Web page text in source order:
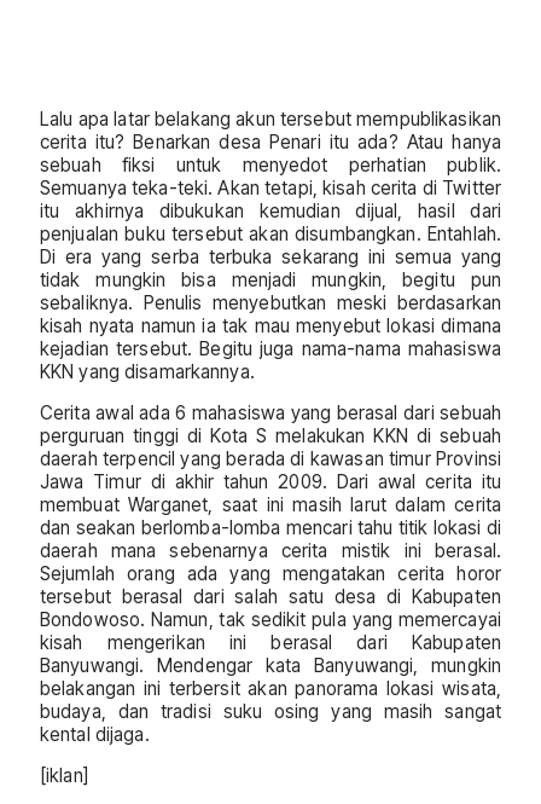
Lalu apa latar belakang akun tersebut mempublikasikan
cerita itu? Benarkan desa Penari itu ada? Atau hanya
sebuah fiksi untuk menyedot perhatian publik.
Semuanya teka-teki. Akan tetapi, kisah cerita di Twitter
itu akhirnya dibukukan kemudian dijual, hasil dari
penjualan buku tersebut akan disumbangkan. Entahlah.
Di era yang serba terbuka sekarang ini semua yang
tidak mungkin bisa menjadi mungkin, begitu pun
sebaliknya. Penulis menyebutkan meski berdasarkan
kisah nyata namun ia tak mau menyebut lokasi dimana
kejadian tersebut. Begitu juga nama-nama mahasiswa
KKN yang disamarkannya.
Cerita awal ada 6 mahasiswa yang berasal dari sebuah
perguruan tinggi di Kota S melakukan KKN di sebuah
daerah terpencil yang berada di kawasan timur Provinsi
Jawa Timur di akhir tahun 2009. Dari awal cerita itu
membuat Warganet, saat ini masih larut dalam cerita
dan seakan berlomba-lomba mencari tahu titik lokasi di
daerah mana sebenarnya cerita mistik ini berasal.
Sejumlah orang ada yang mengatakan cerita horor
tersebut berasal dari salah satu desa di Kabupaten
Bondowoso. Namun, tak sedikit pula yang memercayai
kisah mengerikan ini berasal dari Kabupaten
Banyuwangi. Mendengar kata Banyuwangi, mungkin
belakangan ini terbersit akan panorama lokasi wisata,
budaya, dan tradisi suku osing yang masih sangat
kental dijaga.
[iklan]